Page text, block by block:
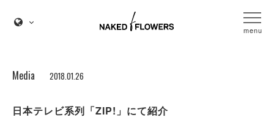
menu
Media 2018.01.26
日本テレビ系列「ZIP!」にて紹介